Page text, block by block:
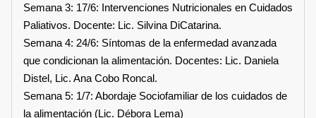
Semana 3: 17/6: Intervenciones Nutricionales en Cuidados
Paliativos. Docente: Lic. Silvina DiCatarina.
Semana 4: 24/6: Síntomas de la enfermedad avanzada
que condicionan la alimentación. Docentes: Lic. Daniela
Distel, Lic. Ana Cobo Roncal.
Semana 5: 1/7: Abordaje Sociofamiliar de los cuidados de
la alimentación (Lic. Débora Lema)